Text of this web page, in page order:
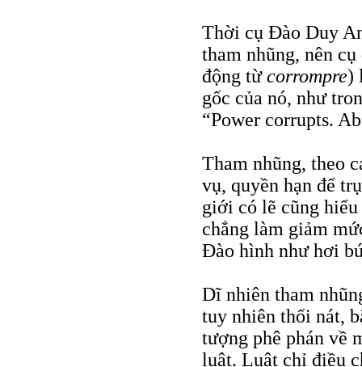
Thời cụ Đào Duy
tham nhũng, nên
động từcorrompre)
gốc của nó, như
“Power corrupts.
Tham nhũng, theo
vụ, quyền hạn để
giới có lẽ cũng hiểu
chẳng làm giảm
Đào hình như hơi
Dĩ nhiên tham
tuy nhiên thối nát,
tượng phê phán về
luật. Luật chỉ điều